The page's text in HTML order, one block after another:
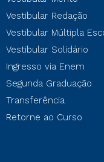
Vestibular Redação
Vestibular Múltipla
Vestibular Solidário
Ingresso via Enem
Segunda Graduação
Transferência
Retorne ao Curso